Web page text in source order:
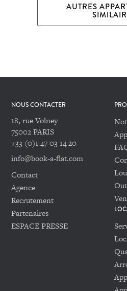
AUTRES
NOUS CONTACTER
18, rue Volney
75002 PARIS
+33 (0)1 47 03 14 20
info@book-a-flat.com
Contact
Agence
Recrutement
Partenaires
ESPACE PRESSE